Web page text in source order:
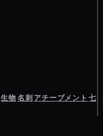
生物名刺 アチーブメント 七